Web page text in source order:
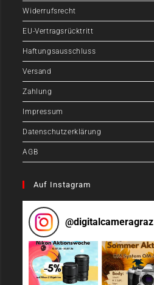
Widerrufsrecht
EU-Vertragsrücktritt
Haftungsausschluss
Versand
Zahlung
Impressum
Datenschutzerklärung
AGB
Auf Instagram
@digitalcameragraz